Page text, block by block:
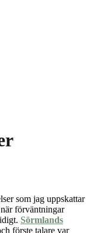
som jag uppskattar
förväntningar
Sörmlands
förste talare var